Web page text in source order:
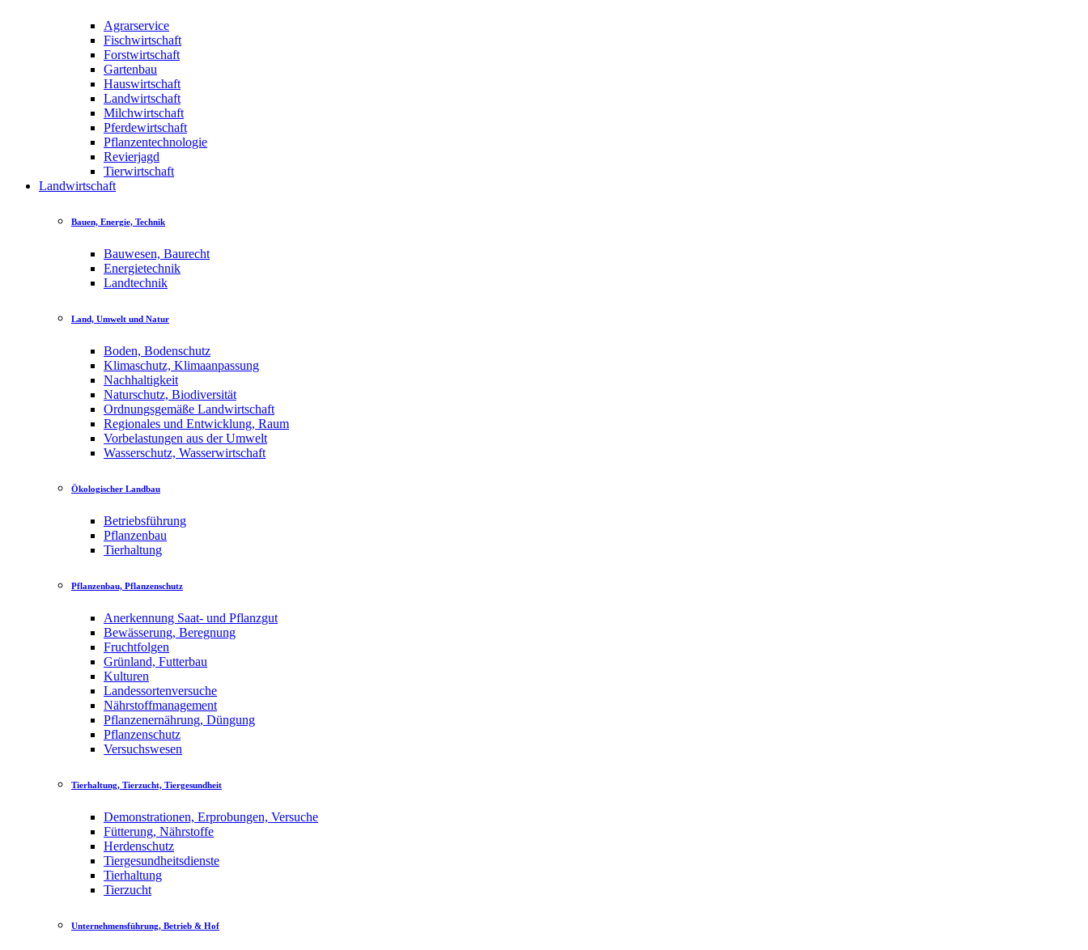
Agrarservice
Fischwirtschaft
Forstwirtschaft
Gartenbau
Hauswirtschaft
Landwirtschaft
Milchwirtschaft
Pferdewirtschaft
Pflanzentechnologie
Revierjagd
Tierwirtschaft
Landwirtschaft
Bauen, Energie, Technik
Bauwesen, Baurecht
Energietechnik
Landtechnik
Land, Umwelt und Natur
Boden, Bodenschutz
Klimaschutz, Klimaanpassung
Nachhaltigkeit
Naturschutz, Biodiversität
Ordnungsgemäße Landwirtschaft
Regionales und Entwicklung, Raum
Vorbelastungen aus der Umwelt
Wasserschutz, Wasserwirtschaft
Ökologischer Landbau
Betriebsführung
Pflanzenbau
Tierhaltung
Pflanzenbau, Pflanzenschutz
Anerkennung Saat- und Pflanzgut
Bewässerung, Beregnung
Fruchtfolgen
Grünland, Futterbau
Kulturen
Landessortenversuche
Nährstoffmanagement
Pflanzenernährung, Düngung
Pflanzenschutz
Versuchswesen
Tierhaltung, Tierzucht, Tiergesundheit
Demonstrationen, Erprobungen, Versuche
Fütterung, Nährstoffe
Herdenschutz
Tiergesundheitsdienste
Tierhaltung
Tierzucht
Unternehmensführung, Betrieb & Hof